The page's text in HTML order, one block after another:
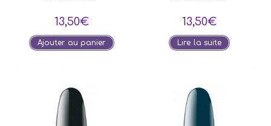
13,50€
Ajouter au panier
13,50€
Lire la suite